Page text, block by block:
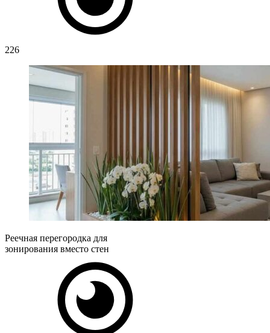
226
Реечная перегородка для
зонирования вместо стен